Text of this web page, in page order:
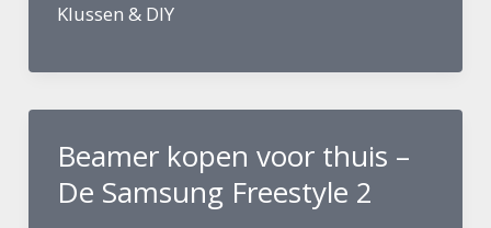
slimme
geld
én
Klussen & DIY
Beamer kopen voor thuis –
De Samsung Freestyle 2